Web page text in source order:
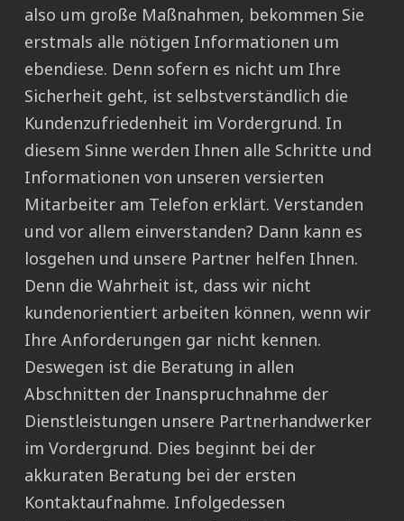
also um große Maßnahmen, bekommen Sie
erstmals alle nötigen Informationen um
ebendiese. Denn sofern es nicht um Ihre
Sicherheit geht, ist selbstverständlich die
Kundenzufriedenheit im Vordergrund. In
diesem Sinne werden Ihnen alle Schritte und
Informationen von unseren versierten
Mitarbeiter am Telefon erklärt. Verstanden
und vor allem einverstanden? Dann kann es
losgehen und unsere Partner helfen Ihnen.
Denn die Wahrheit ist, dass wir nicht
kundenorientiert arbeiten können, wenn wir
Ihre Anforderungen gar nicht kennen.
Deswegen ist die Beratung in allen
Abschnitten der Inanspruchnahme der
Dienstleistungen unsere Partnerhandwerker
im Vordergrund. Dies beginnt bei der
akkuraten Beratung bei der ersten
Kontaktaufnahme. Infolgedessen